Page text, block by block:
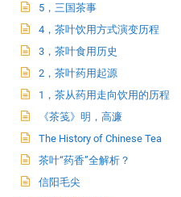
5，三国茶事
4，茶叶饮用方式演变历程
3，茶叶食用历史
2，茶叶药用起源
1，茶从药用走向饮用的历程
《茶笺》明，高濂
The History of Chinese Tea
茶叶“药香”全解析？
信阳毛尖